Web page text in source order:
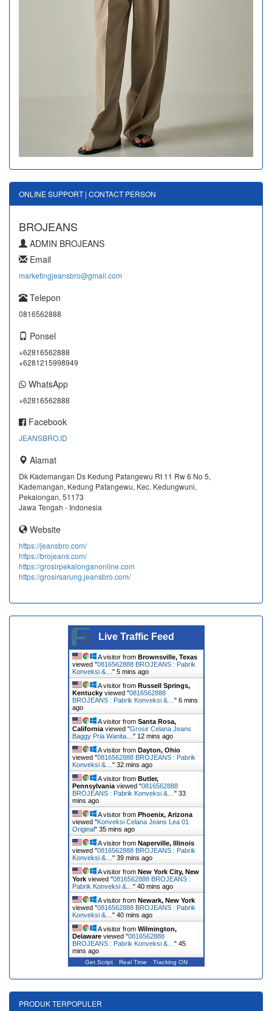
ONLINE SUPPORT | CONTACT PERSON
BROJEANS
ADMIN BROJEANS
Email
marketingjeansbro@gmail.com
Telepon
0816562888
Ponsel
+62816562888
+6281215998949
WhatsApp
+62816562888
Facebook
JEANSBRO.ID
Alamat
Dk Kademangan Ds Kedung Patangewu Rt 11 Rw 6 No 5,
Kademangan, Kedung Patangewu, Kec. Kedungwuni,
Pekalongan, 51173
Jawa Tengah - Indonesia
Website
https://jeansbro.com/
https://brojeans.com/
https://grosirpekalonganonline.com
https://grosirsarung.jeansbro.com/
Live Traffic Feed
A visitor from Brownsville, Texas
viewed "0816562888 BROJEANS : Pabrik
Konveksi &… " 5 mins ago
A visitor from Russell Springs,
Kentuckyviewed "0816562888
BROJEANS : Pabrik Konveksi &… " 6 mins
ago
A visitor from Santa Rosa,
Californiaviewed "Grosir Celana Jeans
Baggy Pria Wanita… " 12 mins ago
A visitor from Dayton, Ohio
viewed "0816562888 BROJEANS : Pabrik
Konveksi &… " 32 mins ago
A visitor from Butler,
Pennsylvaniaviewed "0816562888
BROJEANS : Pabrik Konveksi &… " 33
mins ago
A visitor from Phoenix, Arizona
viewed "Konveksi Celana Jeans Lea 01
Original" 35 mins ago
A visitor from Naperville, Illinois
viewed "0816562888 BROJEANS : Pabrik
Konveksi &… " 39 mins ago
A visitor from New York City, New
Yorkviewed "0816562888 BROJEANS :
Pabrik Konveksi &… " 40 mins ago
A visitor from Newark, New York
viewed "0816562888 BROJEANS : Pabrik
Konveksi &… " 41 mins ago
A visitor from Wilmington,
Delawareviewed "0816562888
BROJEANS : Pabrik Konveksi &… " 45
mins ago
Get Script Real Time Tracking ON
PRODUK TERPOPULER